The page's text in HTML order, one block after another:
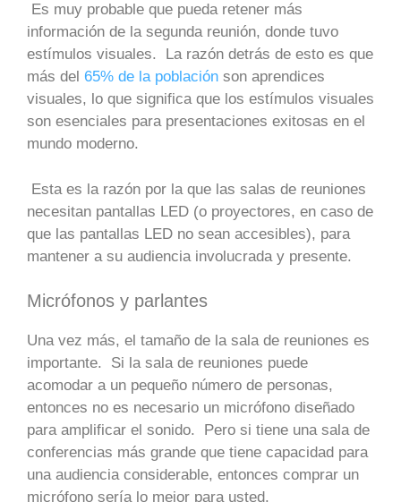
Es muy probable que pueda retener más
información de la segunda reunión, donde tuvo
estímulos visuales. La razón detrás de esto es que
más del 65% de la población son aprendices
visuales, lo que significa que los estímulos visuales
son esenciales para presentaciones exitosas en el
mundo moderno.
Esta es la razón por la que las salas de reuniones
necesitan pantallas LED (o proyectores, en caso de
que las pantallas LED no sean accesibles), para
mantener a su audiencia involucrada y presente.
Micrófonos y parlantes
Una vez más, el tamaño de la sala de reuniones es
importante. Si la sala de reuniones puede
acomodar a un pequeño número de personas,
entonces no es necesario un micrófono diseñado
para amplificar el sonido. Pero si tiene una sala de
conferencias más grande que tiene capacidad para
una audiencia considerable, entonces comprar un
micrófono sería lo mejor para usted.